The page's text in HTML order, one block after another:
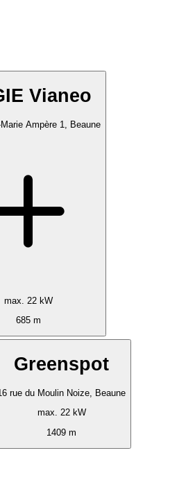
Vianeo
Ampère 1, Beaune
max. 22 kW
685 m
Greenspot
rue du Moulin Noize, Beaune
max. 22 kW
1409 m